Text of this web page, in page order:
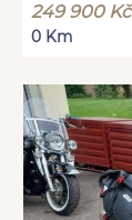
249 900 Kč
0 Km